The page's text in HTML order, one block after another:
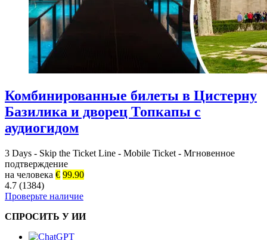
Комбинированные билеты в Цистерну
Базилика и дворец Топкапы с
аудиогидом
3 Days - Skip the Ticket Line - Mobile Ticket - Мгновенное
подтверждение
на человека € 99.90
4.7 (1384)
Проверьте наличие
СПРОСИТЬ У ИИ